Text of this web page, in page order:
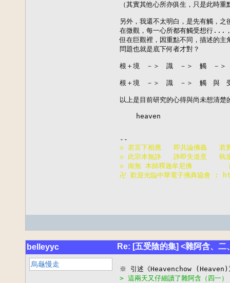
（其實其他心所亦俱生，只是此時重
另外，我還不太明白，是先有觸，
在微觀，每一心所都有觸受想行...
但在巨觀裡，因重點不同，描述的
問題也就是底下何者才對？
根＋境　－＞　識　－＞　觸　－＞
根＋境　－＞　識　－＞　觸　與　
以上是目前研究的心得與尚未想清楚
    heaven
◇ 若言下相應   即共論佛義   若
◇ 此宗本無諍   諍即失道意   執
◇ 南無 本師釋迦牟尼佛
卍 歡迎光臨中華電子佛典協
belleyyc Re: [五受陰的集] <雜阿含、二
烏龜慢走
> 這兩天又仔細讀了雜阿含（四一